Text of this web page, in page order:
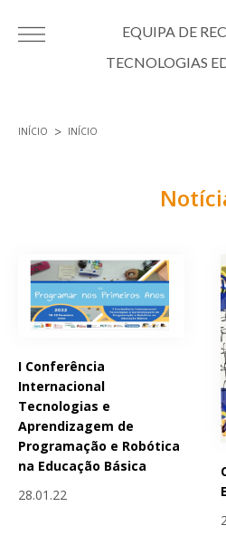
EQUIPA DE
TECNOLOGIAS
INÍCIO INÍCIO
I Conferência
Internacional
Tecnologias e
Aprendizagem de
Programação e Robótica
na Educação Básica
28.01.22
Páginas